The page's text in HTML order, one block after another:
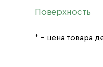
Поверхность
* – цена товара